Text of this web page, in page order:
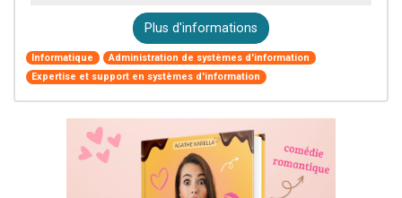
Plus d'informations
Informatique
Administration de systèmes d'information
Expertise et support en systèmes d'information